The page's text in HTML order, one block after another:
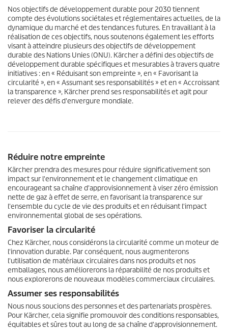
Nos objectifs de développement durable pour 2030 tiennent
compte des évolutions sociétales et réglementaires actuelles, de la
dynamique du marché et des tendances futures. En travaillant à la
réalisation de ces objectifs, nous soutenons également les efforts
visant à atteindre plusieurs des objectifs de développement
durable des Nations Unies (ONU). Kärcher a défini des objectifs de
développement durable spécifiques et mesurables à travers quatre
initiatives : en « Réduisant son empreinte », en « Favorisant la
circularité », en « Assumant ses responsabilités » et en « Accroissant
la transparence », Kärcher prend ses responsabilités et agit pour
relever des défis d'envergure mondiale.
Réduire notre empreinte
Kärcher prendra des mesures pour réduire significativement son
impact sur l'environnement et le changement climatique en
encourageant sa chaîne d'approvisionnement à viser zéro émission
nette de gaz à effet de serre, en favorisant la transparence sur
l'ensemble du cycle de vie des produits et en réduisant l'impact
environnemental global de ses opérations.
Favoriser la circularité
Chez Kärcher, nous considérons la circularité comme un moteur de
l'innovation durable. Par conséquent, nous augmenterons
l'utilisation de matériaux circulaires dans nos produits et nos
emballages, nous améliorerons la réparabilité de nos produits et
nous explorerons de nouveaux modèles commerciaux circulaires.
Assumer ses responsabilités
Nous nous soucions des personnes et des partenariats prospères.
Pour Kärcher, cela signifie promouvoir des conditions responsables,
équitables et sûres tout au long de sa chaîne d'approvisionnement.